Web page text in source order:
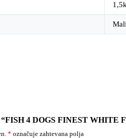
“FISH 4 DOGS FINEST WHITE
* označuje zahtevana polja